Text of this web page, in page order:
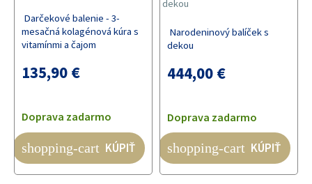
Darčekové balenie - 3-
mesačná kolagénová kúra s
vitamínmi a čajom
135,90 €
Doprava zadarmo
shopping-cart KÚPIŤ
Narodeninový balíček s
dekou
444,00 €
Doprava zadarmo
shopping-cart KÚPIŤ